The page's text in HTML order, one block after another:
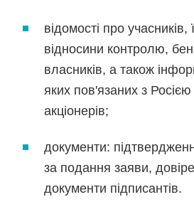
відомості про учасників,
відносини контролю,
власників, а також
яких пов'язаних з Росією
акціонерів;
документи:
за подання заяви,
документи підписантів.